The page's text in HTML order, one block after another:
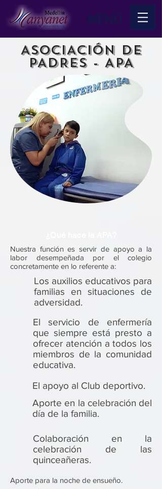
MENÚ
ASOCIACIÓN DE
PADRES - APA
Nuestra función es servir de apoyo a la
labor desempeñada por el colegio
concretamente en lo referente a:
Los auxilios educativos para
familias en situaciones de
adversidad.
El servicio de enfermería
que siempre está presto a
ofrecer atención a todos los
miembros de la comunidad
educativa.
El apoyo al Club deportivo.
Aporte en la celebración del
día de la familia.
Colaboración en la
celebración de las
quinceañeras.
Aporte para la noche de ensueño.